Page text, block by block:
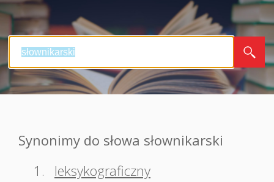
Synonimy do słowa słownikarski
1.
leksykograficzny